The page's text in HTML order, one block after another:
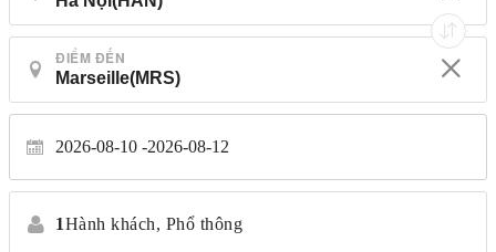
ĐIỂM ĐẾN
2026-08-10 2026-08-12
1Hành khách, Phổ thông